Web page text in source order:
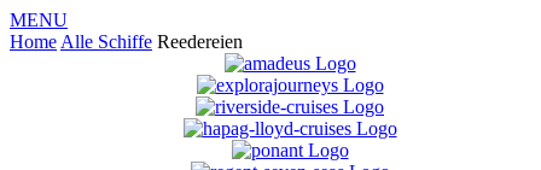
MENU
Home Alle Schiffe Reedereien